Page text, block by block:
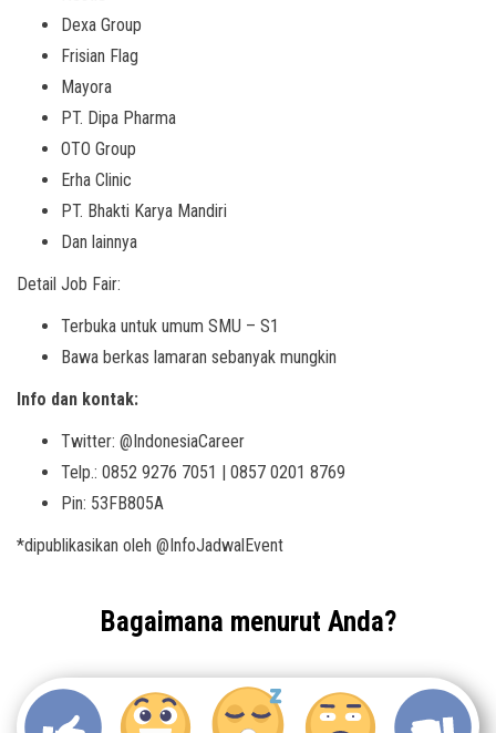
Dexa Group
Frisian Flag
Mayora
PT. Dipa Pharma
OTO Group
Erha Clinic
PT. Bhakti Karya Mandiri
Dan lainnya
Detail Job Fair:
Terbuka untuk umum SMU – S1
Bawa berkas lamaran sebanyak mungkin
Info dan kontak:
Twitter: @IndonesiaCareer
Telp.: 0852 9276 7051 | 0857 0201 8769
Pin: 53FB805A
*dipublikasikan oleh @InfoJadwalEvent
Bagaimana menurut Anda?